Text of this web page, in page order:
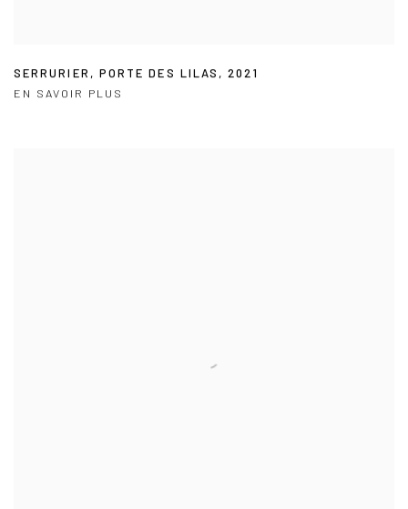
SERRURIER , PORTE DES LILAS ,2021
EN SAVOIR PLUS